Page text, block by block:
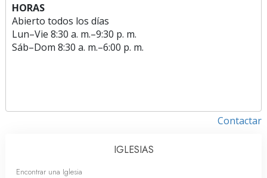
HORAS
Abierto todos los días
Lun–Vie 8:30 a. m.–9:30 p. m.
Sáb–Dom 8:30 a. m.–6:00 p. m.
Contactar
IGLESIAS
Encontrar una Iglesia